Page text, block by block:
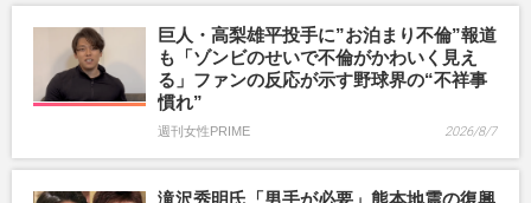
巨人・高梨雄平投手に”お泊まり不倫”報道
も「ゾンビのせいで不倫がかわいく見え
る」ファンの反応が示す野球界の“不祥事
慣れ”
週刊女性PRIME 2026/8/7
滝沢秀明氏「男手が必要」熊本地震の復興